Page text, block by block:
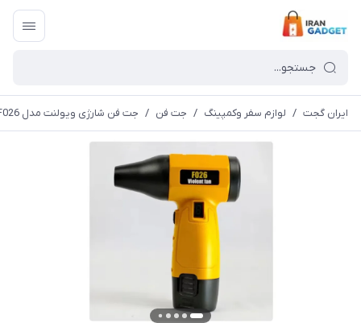
ایران گجت / لوازم سفر وکمپینگ / جت فن / جت فن شارژی ویولنت مدل F026